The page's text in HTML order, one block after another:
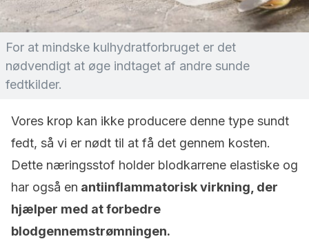
For at mindske kulhydratforbruget er det
nødvendigt at øge indtaget af andre sunde
fedtkilder.
Vores krop kan ikke producere denne type sundt
fedt, så vi er nødt til at få det gennem kosten.
Dette næringsstof holder blodkarrene elastiske og
har også en antiinflammatorisk virkning, der
hjælper med at forbedre
blodgennemstrømningen.